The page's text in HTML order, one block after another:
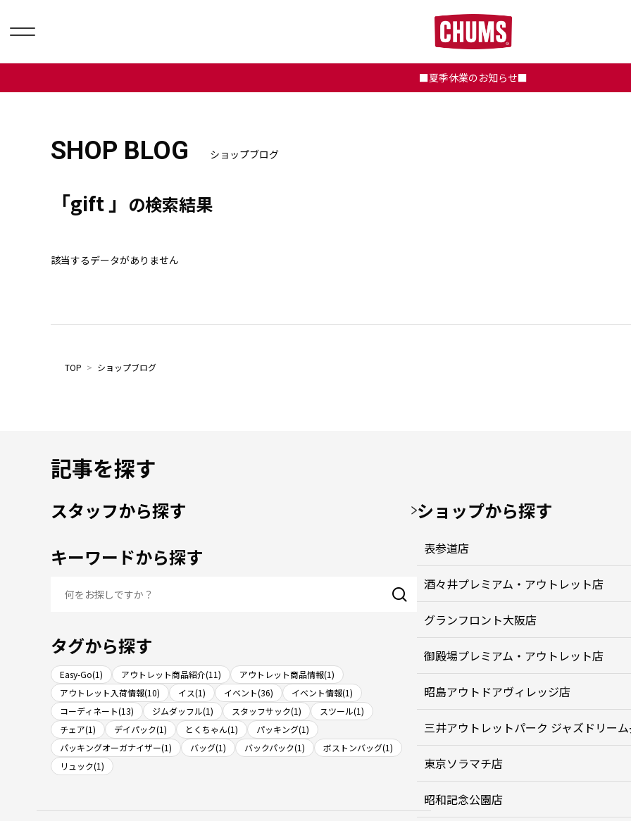
■夏季休業のお知らせ■
SHOP BLOG ショップブログ
「gift 」 の検索結果
該当するデータがありません
TOP > ショップブログ
記事を探す
スタッフから探す
キーワードから探す
タグから探す
Easy-Go(1) アウトレット商品紹介(11)
アウトレット商品情報(1)
アウトレット入荷情報(10)
イス(1) イベント(36)
イベント情報(1)
コーディネート(13)
ジムダッフル(1) スタッフサック(1)
スツール(1)
チェア(1)
デイパック(1) とくちゃん(1)
パッキング(1)
パッキングオーガナイザー(1)
バッグ(1) バックパック(1)
ボストンバッグ(1)
リュック(1)
ショップから探す
表参道店
酒々井プレミアム・アウトレット店
グランフロント大阪店
御殿場プレミアム・アウトレット店
昭島アウトドアヴィレッジ店
三井アウトレットパーク ジャズドリー
東京ソラマチ店
昭和記念公園店